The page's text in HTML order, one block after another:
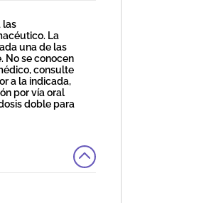
las
La
una de las
No se conocen
consulte
a la indicada,
por vía oral
doble para